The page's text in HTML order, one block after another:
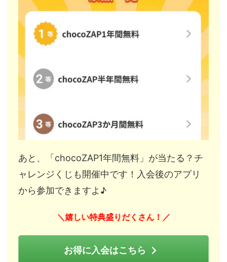
あと、「chocoZAP1年間無料」が当たる？チ
ャレンジくじも開催中です！入会後のアプリ
から参加できますよ♪
＼ 嬉しい特典盛りだくさん！ ／
お得に入会はこちら